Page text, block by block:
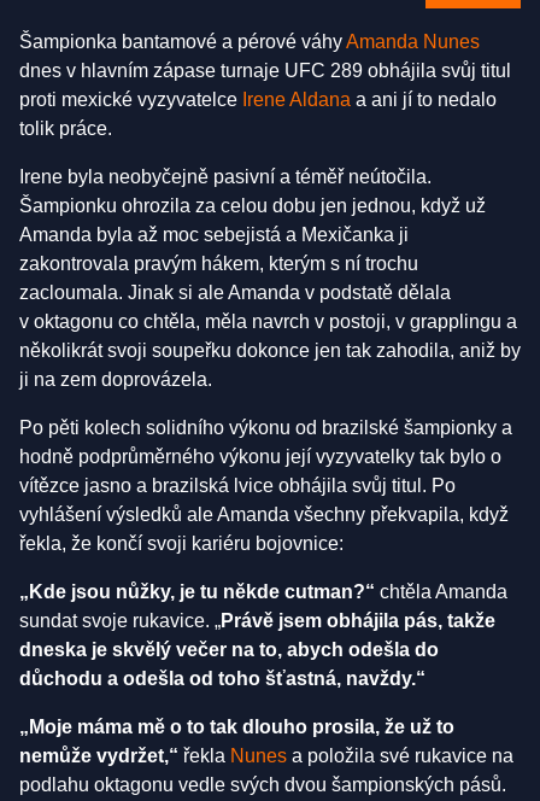
Šampionka bantamové a pérové váhyAmanda Nunes
dnes v hlavním zápase turnaje UFC 289 obhájila svůj titul
proti mexické vyzyvatelce Irene Aldana a ani jí to nedalo
tolik práce.
Irene byla neobyčejně pasivní a téměř neútočila.
Šampionku ohrozila za celou dobu jen jednou, když už
Amanda byla až moc sebejistá a Mexičanka ji
zakontrovala pravým hákem, kterým s ní trochu
zacloumala. Jinak si ale Amanda v podstatě dělala
v oktagonu co chtěla, měla navrch v postoji, v grapplingu a
několikrát svoji soupeřku dokonce jen tak zahodila, aniž by
ji na zem doprovázela.
Po pěti kolech solidního výkonu od brazilské šampionky a
hodně podprůměrného výkonu její vyzyvatelky tak bylo o
vítězce jasno a brazilská lvice obhájila svůj titul. Po
vyhlášení výsledků ale Amanda všechny překvapila, když
řekla, že končí svoji kariéru bojovnice:
„Kde jsou nůžky, je tu někde cutman?“ chtěla Amanda
sundat svoje rukavice. „Právě jsem obhájila pás, takže
dneska je skvělý večer na to, abych odešla do
důchodu a odešla od toho šťastná, navždy.“
„Moje máma mě o to tak dlouho prosila, že už to
nemůže vydržet,“ řekla Nunes a položila své rukavice na
podlahu oktagonu vedle svých dvou šampionských pásů.